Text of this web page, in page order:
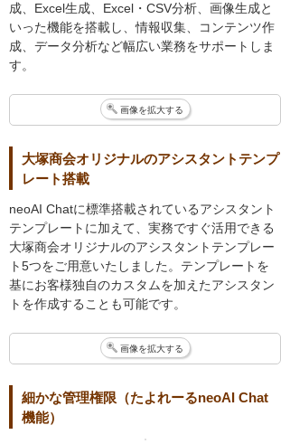
成、Excel生成、Excel・CSV分析、画像生成と
いった機能を搭載し、情報収集、コンテンツ作
成、データ分析など幅広い業務をサポートしま
す。
画像を拡大する
大塚商会オリジナルのアシスタントテンプ
レート搭載
neoAI Chatに標準搭載されているアシスタント
テンプレートに加えて、実務ですぐ活用できる
大塚商会オリジナルのアシスタントテンプレー
ト5つをご用意いたしました。テンプレートを
基にお客様独自のカスタムを加えたアシスタン
トを作成することも可能です。
画像を拡大する
細かな管理権限（たよれーるneoAI Chat
機能）